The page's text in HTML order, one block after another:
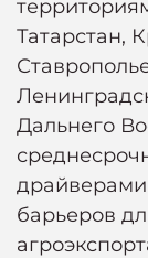
Татарстан,
Дальнего
барьеров